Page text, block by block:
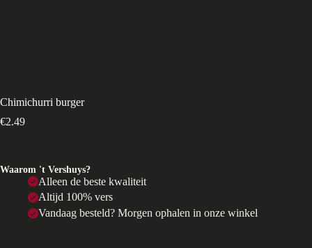
Chimichurri burger
€2.49
Waarom 't Vershuys?
Alleen de beste kwaliteit
Altijd 100% vers
Vandaag besteld? Morgen ophalen in onze winkel